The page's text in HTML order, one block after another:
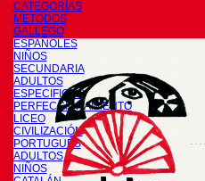
CATEGORÍAS
METODOS
GALLEGO
ESPAÑOLES
NIÑOS
SECUNDARIA
ADULTOS
ESPECIFICOS
PERFECCIONAMIENTO
LICEO
CIVILIZACIÓN
PORTUGUÉS
ADULTOS
NIÑOS